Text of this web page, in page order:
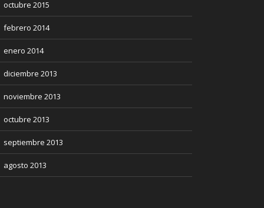
octubre 2015
febrero 2014
enero 2014
diciembre 2013
noviembre 2013
octubre 2013
septiembre 2013
agosto 2013